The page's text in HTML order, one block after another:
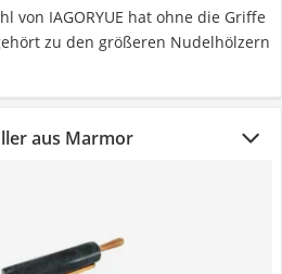
von IAGORYUE hat ohne die Griffe
zu den größeren Nudelhölzern
aus Marmor